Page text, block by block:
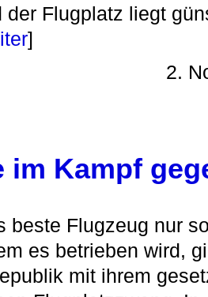
der Flugplatz liegt
]
2.
im Kampf
beste Flugzeug nur
es betrieben wird,
mit ihrem